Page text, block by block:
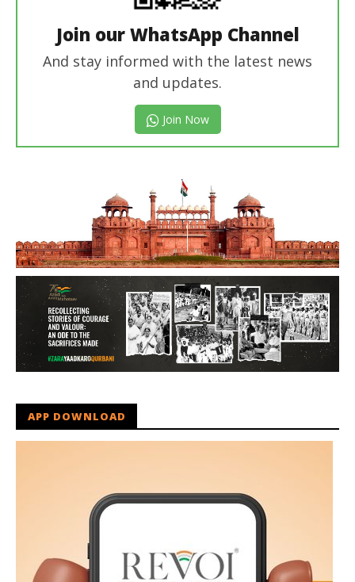
Join our WhatsApp Channel
And stay informed with the latest news
and updates.
Join Now
APP DOWNLOAD